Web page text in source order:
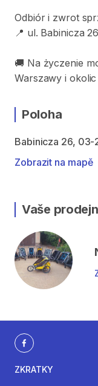
Odbiór i zwrot
📍 ul. Babinicza
🚚 Na życzenie
Warszawy i okolic
Poloha
Babinicza 26, 03-
Zobrazit na mapě
Vaše
ZKRATKY